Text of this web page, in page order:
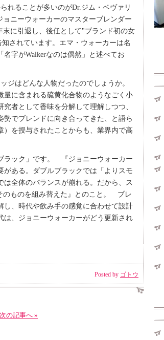
れることが多いのがDr.ジム・ベヴァリ
ョニーウォーカーのマスターブレンダー
に引退し、後任として"ブランド初の女
されています。エマ・ウォーカーは名
字がWalkerなのは偶然」と述べてお
ジはどんな人物だったのでしょうか。
に含まれる硫黄化合物のようなごく小
者として香味を分解して理解しつつ、
でブレンドに向き合ってきた、と語ら
を授与されたことからも、業界内で高
ラック」です。 『ジョニーウォーカー
ある。ダブルブラックでは「よりスモ
全体のバランスが崩れる。だから、ス
のものを組み替えた』とのこと。 ブレ
し、時代や飲み手の感覚に合わせて設計
、ジョニーウォーカーがどう更新され
Posted by ゴトウ
次の記事へ »